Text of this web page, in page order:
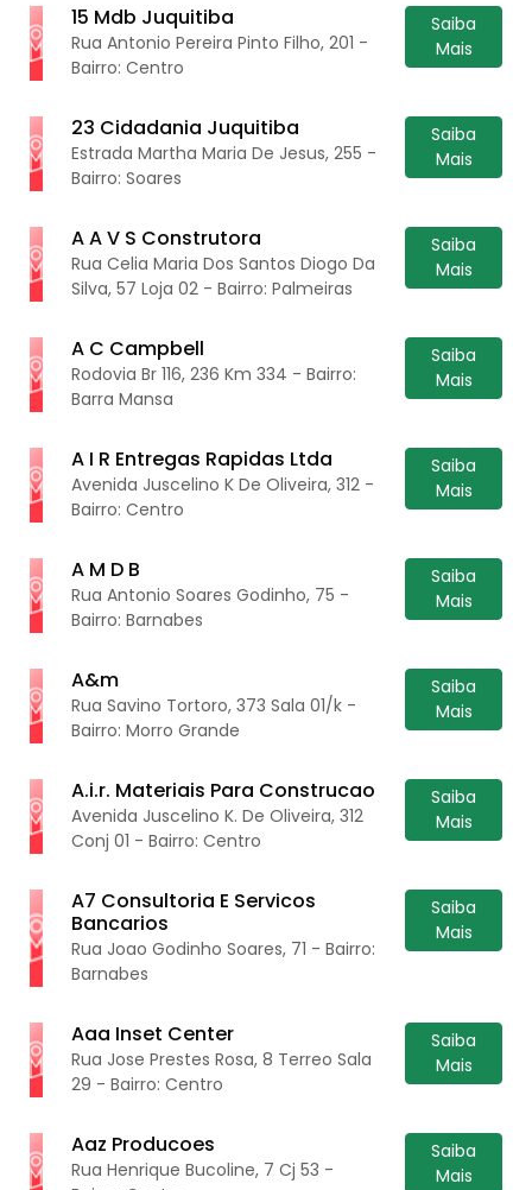
15 Mdb Juquitiba
Rua Antonio Pereira Pinto Filho, 201 -
Bairro: Centro
Saiba
Mais
23 Cidadania Juquitiba
Estrada Martha Maria De Jesus, 255 -
Bairro: Soares
Saiba
Mais
A A V S Construtora
Rua Celia Maria Dos Santos Diogo Da
Silva, 57 Loja 02 - Bairro: Palmeiras
Saiba
Mais
A C Campbell
Rodovia Br 116, 236 Km 334 - Bairro:
Barra Mansa
Saiba
Mais
A I R Entregas Rapidas Ltda
Avenida Juscelino K De Oliveira, 312 -
Bairro: Centro
Saiba
Mais
A M D B
Rua Antonio Soares Godinho, 75 -
Bairro: Barnabes
Saiba
Mais
A&m
Rua Savino Tortoro, 373 Sala 01/k -
Bairro: Morro Grande
Saiba
Mais
A.i.r. Materiais Para Construcao
Avenida Juscelino K. De Oliveira, 312
Conj 01 - Bairro: Centro
Saiba
Mais
A7 Consultoria E Servicos
Bancarios
Rua Joao Godinho Soares, 71 - Bairro:
Barnabes
Saiba
Mais
Aaa Inset Center
Rua Jose Prestes Rosa, 8 Terreo Sala
29 - Bairro: Centro
Saiba
Mais
Aaz Producoes
Rua Henrique Bucoline, 7 Cj 53 -
Saiba
Mais